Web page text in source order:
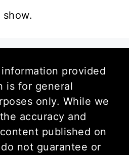
provided
is for general
only. While we
accuracy and
published on
not guarantee or